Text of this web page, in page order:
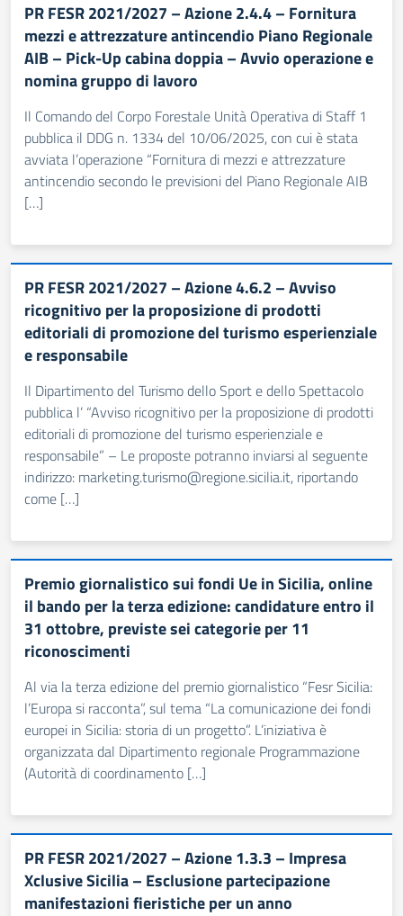
PR FESR 2021/2027 – Azione 2.4.4 – Fornitura
mezzi e attrezzature antincendio Piano Regionale
AIB – Pick-Up cabina doppia – Avvio operazione e
nomina gruppo di lavoro
Il Comando del Corpo Forestale Unità Operativa di Staff 1
pubblica il DDG n. 1334 del 10/06/2025, con cui è stata
avviata l’operazione “Fornitura di mezzi e attrezzature
antincendio secondo le previsioni del Piano Regionale AIB
[…]
PR FESR 2021/2027 – Azione 4.6.2 – Avviso
ricognitivo per la proposizione di prodotti
editoriali di promozione del turismo esperienziale
e responsabile
Il Dipartimento del Turismo dello Sport e dello Spettacolo
pubblica l’ “Avviso ricognitivo per la proposizione di prodotti
editoriali di promozione del turismo esperienziale e
responsabile” – Le proposte potranno inviarsi al seguente
indirizzo: marketing.turismo@regione.sicilia.it, riportando
come […]
Premio giornalistico sui fondi Ue in Sicilia, online
il bando per la terza edizione: candidature entro il
31 ottobre, previste sei categorie per 11
riconoscimenti
Al via la terza edizione del premio giornalistico “Fesr Sicilia:
l’Europa si racconta”, sul tema “La comunicazione dei fondi
europei in Sicilia: storia di un progetto”. L’iniziativa è
organizzata dal Dipartimento regionale Programmazione
(Autorità di coordinamento […]
PR FESR 2021/2027 – Azione 1.3.3 – Impresa
Xclusive Sicilia – Esclusione partecipazione
manifestazioni fieristiche per un anno